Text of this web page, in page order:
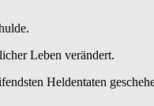
Leben verändert.
Heldentaten